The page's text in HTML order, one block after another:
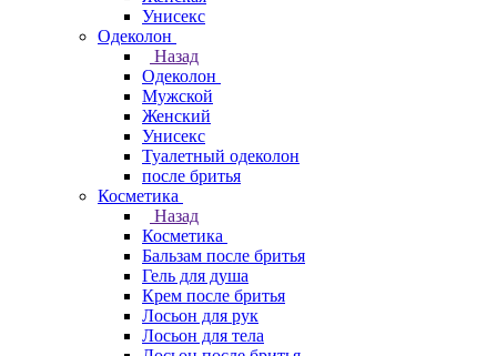
Унисекс
Одеколон
Назад
Одеколон
Мужской
Женский
Унисекс
Туалетный одеколон
после бритья
Косметика
Назад
Косметика
Бальзам после бритья
Гель для душа
Крем после бритья
Лосьон для рук
Лосьон для тела